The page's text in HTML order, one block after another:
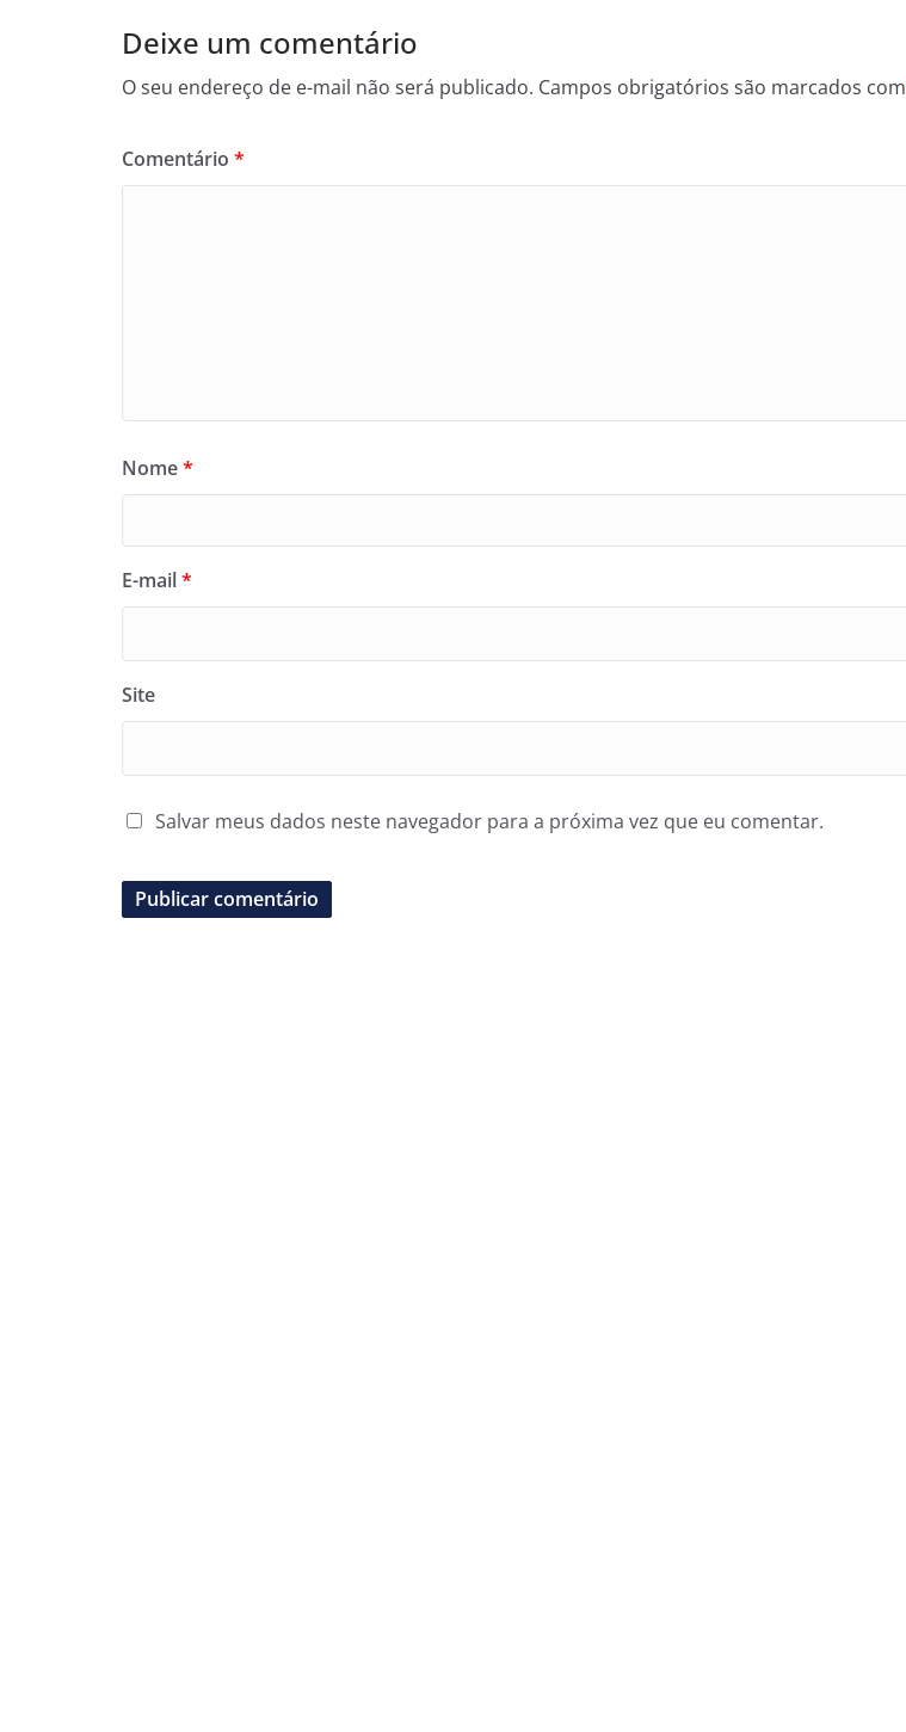
Deixe um comentário
O seu endereço de e-mail não será publicado. Campos obrigatórios são marcados com
Comentário *
Nome*
E-mail*
Site
Salvar meus dados neste navegador para a próxima vez que eu comentar.